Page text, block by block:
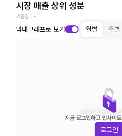
시장 매출 상위 성분
기준일 : -
막대그래프로 보기 월별 주별
조회된 데이터가 없
지금 로그인하고 인사이
로그인